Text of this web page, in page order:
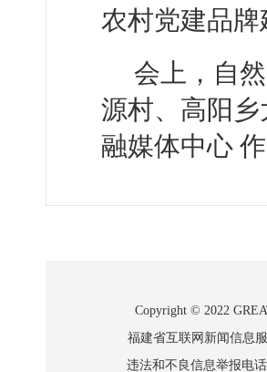
农村党建品
会上，自
源村、高阳
融媒体中心
Copyright © 2022
福建省互联网新闻信息
违法和不良信息举报电